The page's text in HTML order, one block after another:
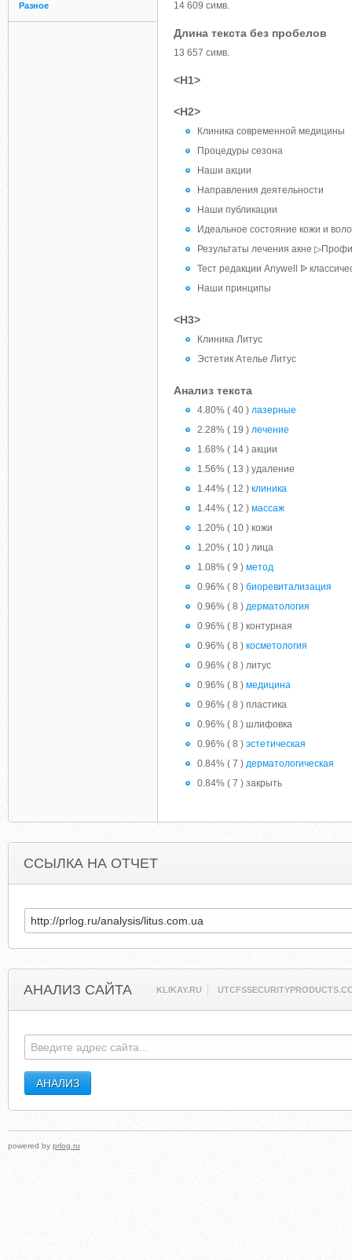
Разное 14 609 симв.
Длина текста без пробелов
13 657 симв.
<H1>
<H2>
Клиника современной медицины
Процедуры сезона
Наши акции
Направления деятельности
Наши публикации
Идеальное состояние кожи и
Результаты лечения акне
Тест редакции Anywell ᐉ
Наши принципы
<H3>
Клиника Литус
Эстетик Ателье Литус
Анализ текста
4.80% ( 40 ) лазерные
2.28% ( 19 ) лечение
1.68% ( 14 ) акции
1.56% ( 13 ) удаление
1.44% ( 12 ) клиника
1.44% ( 12 ) массаж
1.20% ( 10 ) кожи
1.20% ( 10 ) лица
1.08% ( 9 ) метод
0.96% ( 8 ) биоревитализация
0.96% ( 8 ) дерматология
0.96% ( 8 ) контурная
0.96% ( 8 ) косметология
0.96% ( 8 ) литус
0.96% ( 8 ) медицина
0.96% ( 8 ) пластика
0.96% ( 8 ) шлифовка
0.96% ( 8 ) эстетическая
0.84% ( 7 ) дерматологическая
0.84% ( 7 ) закрыть
ССЫЛКА НА ОТЧЕТ
АНАЛИЗ САЙТА KLIKAY.RU
powered by prlog.ru